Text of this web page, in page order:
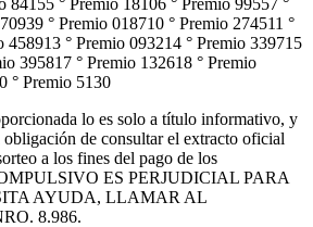
° Premio 018710 ° Premio 274511 °
458913 ° Premio 093214 ° Premio 339715
395817 ° Premio 132618 ° Premio
° Premio 5130
lo es solo a título informativo, y
de consultar el extracto oficial
a los fines del pago de los
ES PERJUDICIAL PARA
AYUDA, LLAMAR AL
8.986.